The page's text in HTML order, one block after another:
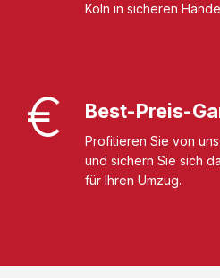
Köln in sicheren
Best-Preis-
Profitieren Sie von
und sichern Sie sich
für Ihren Umzug.